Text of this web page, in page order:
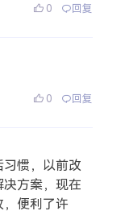
0 回复
0 回复
惯，以前改
方案，现在
便利了许